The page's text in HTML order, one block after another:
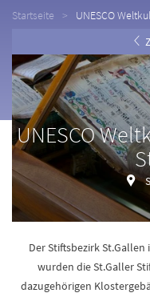
Startseite
UNESCO
UNESCO
Der Stiftsbezirk
wurden die St.Galler
dazugehörigen